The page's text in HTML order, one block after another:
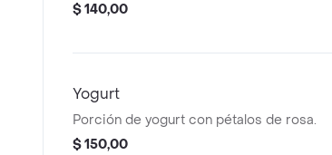
$ 140,00
Yogurt
Porción de yogurt con pétalos de rosa.
$ 150,00